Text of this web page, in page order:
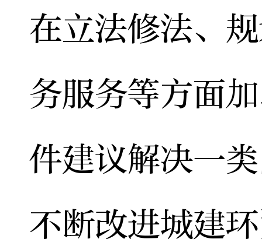
在立法修法、
务服务等方面
件建议解决一
不断改进城建